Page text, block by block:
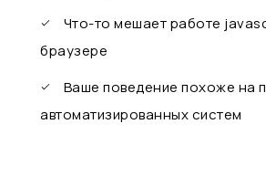
Что-то мешает работе
браузере
Ваше поведение похоже на
автоматизированных систем